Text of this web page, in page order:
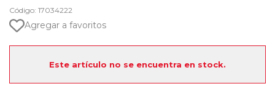
Código: 17034222
Agregar a favoritos
Este artículo no se encuentra en stock.